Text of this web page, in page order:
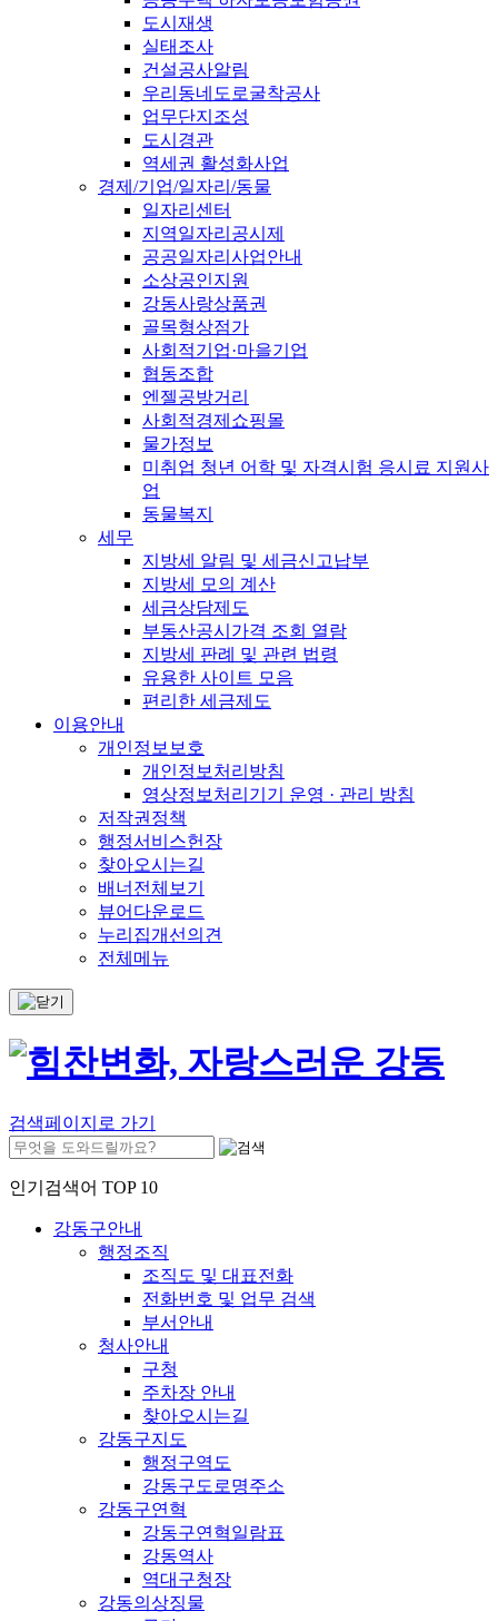
도시재생
실태조사
건설공사알림
우리동네도로굴착공사
업무단지조성
도시경관
역세권 활성화사업
경제/기업/일자리/동물
일자리센터
지역일자리공시제
공공일자리사업안내
소상공인지원
강동사랑상품권
골목형상점가
사회적기업·마을기업
협동조합
엔젤공방거리
사회적경제쇼핑몰
물가정보
미취업 청년 어학 및 자격시험 응시료 지원사
업
동물복지
세무
지방세 알림 및 세금신고납부
지방세 모의 계산
세금상담제도
부동산공시가격 조회 열람
지방세 판례 및 관련 법령
유용한 사이트 모음
편리한 세금제도
이용안내
개인정보보호
개인정보처리방침
영상정보처리기기 운영 · 관리 방침
저작권정책
행정서비스헌장
찾아오시는길
배너전체보기
뷰어다운로드
누리집개선의견
전체메뉴
검색페이지로 가기
인기검색어 TOP 10
강동구안내
행정조직
조직도 및 대표전화
전화번호 및 업무 검색
부서안내
청사안내
구청
주차장 안내
찾아오시는길
강동구지도
행정구역도
강동구도로명주소
강동구연혁
강동구연혁일람표
강동역사
역대구청장
강동의상징물